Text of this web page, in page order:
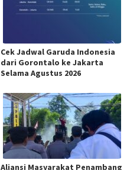
Cek Jadwal Garuda Indonesia
dari Gorontalo ke Jakarta
Selama Agustus 2026
Aliansi Masyarakat Penambang